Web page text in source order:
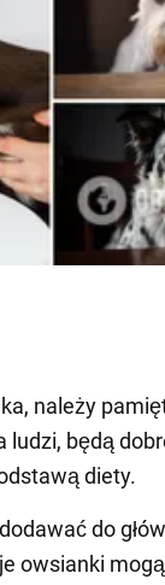
należy
będą
diety.
do
owsianki